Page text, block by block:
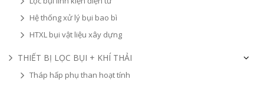
Hệ thống xử lý bụi bao bì
HTXL bụi vật liệu xây dựng
THIẾT BỊ LỌC BỤI + KHÍ THẢI
Tháp hấp phụ than hoạt tính